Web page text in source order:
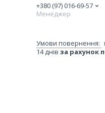
+380 (97) 016-69-57
Менеджер
14 днів за рахунок